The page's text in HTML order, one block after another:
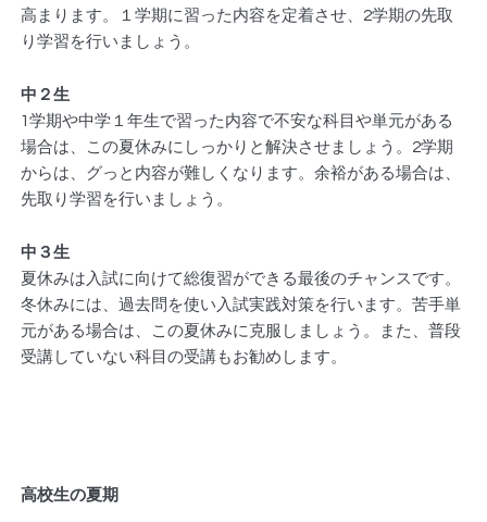
高まります。１学期に習った内容を定着させ、2学期の先取
り学習を行いましょう。
中２生
1学期や中学１年生で習った内容で不安な科目や単元がある
場合は、この夏休みにしっかりと解決させましょう。2学期
からは、グっと内容が難しくなります。余裕がある場合は、
先取り学習を行いましょう。
中３生
夏休みは入試に向けて総復習ができる最後のチャンスです。
冬休みには、過去問を使い入試実践対策を行います。苦手単
元がある場合は、この夏休みに克服しましょう。また、普段
受講していない科目の受講もお勧めします。
高校生の夏期